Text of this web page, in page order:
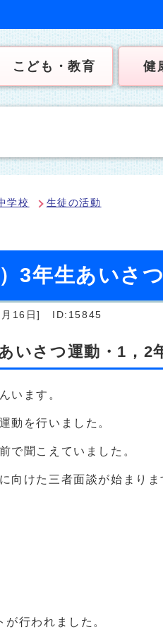
こども・教育 健
学校 生徒の活動
3年生あいさ
16日] ID:15845
いさつ運動・1，2
います。
動を行いました。
で聞こえていました。
向けた三者面談が始まりま
行われました。